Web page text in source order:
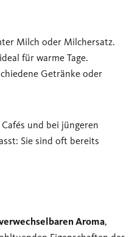
Milch oder Milchersatz.
für warme Tage.
Getränke oder
und bei jüngeren
Sie sind oft bereits
Aroma,